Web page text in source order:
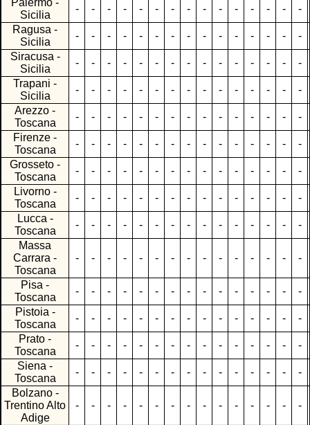
Palermo -
Sicilia
- - - - - - - - - - - - - -
-
Ragusa -
Sicilia
- - - - - - - - - - - - - -
-
Siracusa -
Sicilia
- - - - - - - - - - - - - -
-
Trapani -
Sicilia
- - - - - - - - - - - - - -
-
Arezzo -
Toscana
- - - - - - - - - - - - - -
-
Firenze -
Toscana
- - - - - - - - - - - - - -
-
Grosseto -
Toscana
- - - - - - - - - - - - - -
-
Livorno -
Toscana
- - - - - - - - - - - - - -
-
Lucca -
Toscana
- - - - - - - - - - - - - -
-
Massa
Carrara -
Toscana
- - - - - - - - - - - - - - -
Pisa -
Toscana
- - - - - - - - - - - - - -
-
Pistoia -
Toscana
- - - - - - - - - - - - - -
-
Prato -
Toscana
- - - - - - - - - - - - - -
-
Siena -
Toscana
- - - - - - - - - - - - - -
-
Bolzano -
Trentino Alto
Adige
- - - - - - - - - - - - - - -